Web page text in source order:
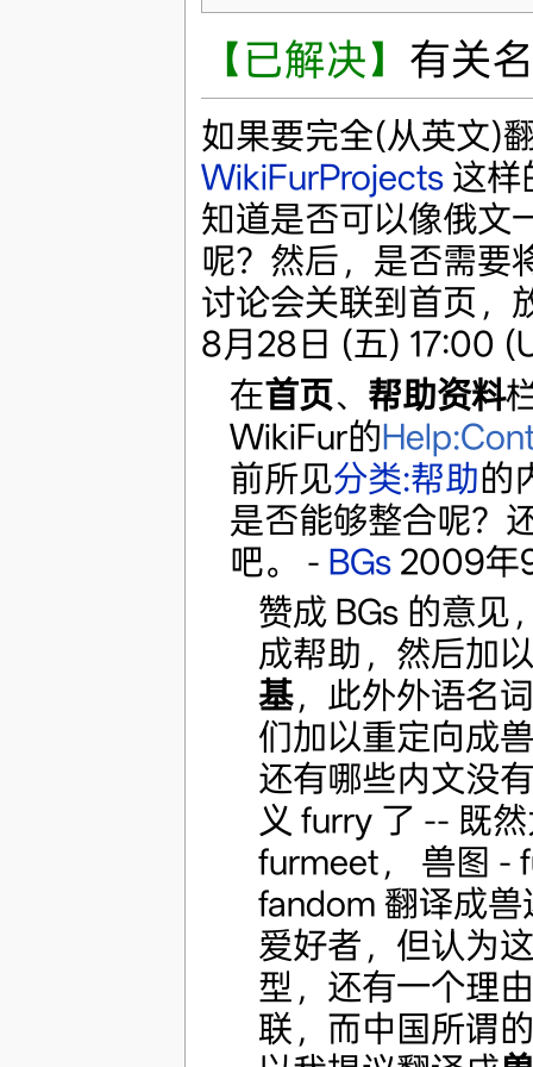
【已解决】 有关
如果要完全(从英文)
WikiFurProjects这样
知道是否可以像俄文
呢？然后，是否需要
讨论会关联到首页，
8月28日 (五) 17:00
在首页、 帮助资料
WikiFur的
前所见分类:帮助的
是否能够整合呢？
吧。 - BGs2009年
赞成 BGs 的意见
成帮助，然后加
基，此外外语名
们加以重定向成
还有哪些内文没
义 furry 了 -- 既
furmeet， 兽图 -
fandom 翻译成
爱好者，但认为
型，还有一个理
联，而中国所谓